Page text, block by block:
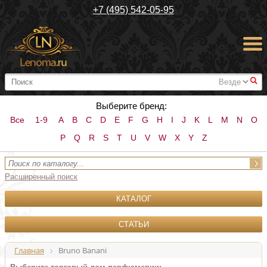
+7 (495) 542-05-95
#
Выберите бренд:
Все 1-9 A B C D E F G H I J K L M N
O
P
Q R S T U V W X Y Z
Расширенный поиск
КАТАЛОГ
СТАТЬИ
Главная Bruno Banani